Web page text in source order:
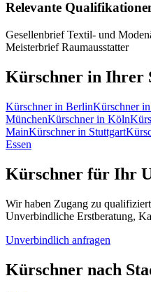
Relevante
Gesellenbrief Textil- und
Meisterbrief Raumausstatter
Kürschner in Ihrer
Kürschnerin BerlinKürschnerin
MünchenKürschnerin Köln
MainKürschnerin Stuttgart
Essen
Kürschner für Ihr
Wir haben Zugang zu
Unverbindliche Erstberatung,
Unverbindlich anfragen
Kürschner nach